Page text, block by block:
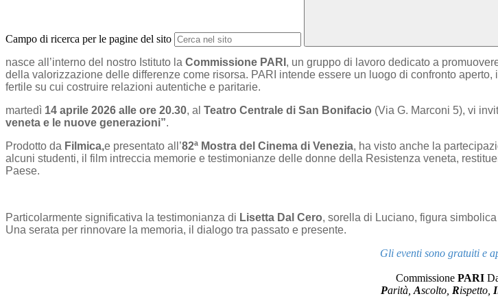
Campo di ricerca per le pagine del sito
nasce all’interno del nostro Istituto la Commissione PARI , un gruppo di lavoro dedicato a
della valorizzazione delle differenze come risorsa. PARI intende essere un luogo di confronto
fertile su cui costruire relazioni autentiche e paritarie.
martedì 14 aprile 2026 alle ore 20.30, al Teatro Centrale di San Bonifacio (Via G. Marconi 5), vi
veneta e le nuove generazioni”.
Prodotto da Filmica,e presentato all’82ª Mostra del Cinema di Venezia, ha visto anche la
alcuni studenti, il film intreccia memorie e testimonianze delle donne della Resistenza veneta,
Paese.
Particolarmente significativa la testimonianza di Lisetta Dal Cero, sorella di Luciano, figura
Una serata per rinnovare la memoria, il dialogo tra passato e presente.
Gli eventi sono gratuiti e
Commissione PARI
Parità, Ascolto, Rispetto, I